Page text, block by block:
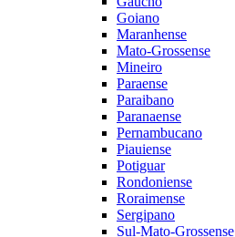
Goiano
Maranhense
Mato-Grossense
Mineiro
Paraense
Paraibano
Paranaense
Pernambucano
Piauiense
Potiguar
Rondoniense
Roraimense
Sergipano
Sul-Mato-Grossense